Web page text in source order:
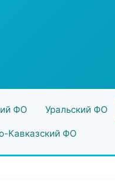
ФО Уральский ФО
Кавказский ФО